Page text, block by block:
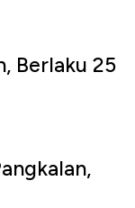
Berlaku 25